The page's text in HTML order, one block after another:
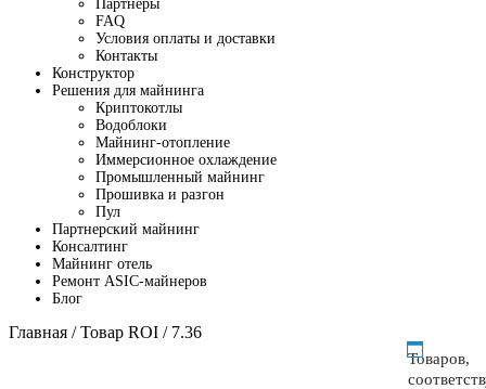
Партнеры
FAQ
Условия оплаты и доставки
Контакты
Конструктор
Решения для майнинга
Криптокотлы
Водоблоки
Майнинг-отопление
Иммерсионное охлаждение
Промышленный майнинг
Прошивка и разгон
Пул
Партнерский майнинг
Консалтинг
Майнинг отель
Ремонт ASIC-майнеров
Блог
Главная / Товар ROI / 7.36
Товаров,